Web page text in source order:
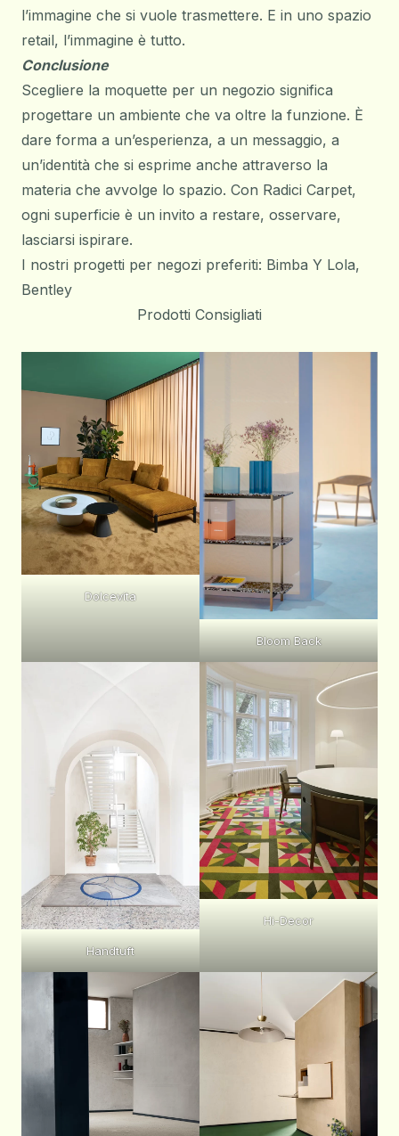
l’immagine che si vuole trasmettere. E in uno spazio
retail, l’immagine è tutto.
Conclusione
Scegliere la moquette per un negozio significa
progettare un ambiente che va oltre la funzione. È
dare forma a un’esperienza, a un messaggio, a
un’identità che si esprime anche attraverso la
materia che avvolge lo spazio. Con Radici Carpet,
ogni superficie è un invito a restare, osservare,
lasciarsi ispirare.
I nostri progetti per negozi preferiti: Bimba Y Lola,
Bentley
Prodotti Consigliati
Dolcevita
Bloom Back
Handtuft
Hi-Decor